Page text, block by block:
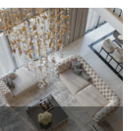
THIẾT KẾ THI CÔNG
NỘI THẤT
Cung cấp các giải pháp
theo phong cách sống với
thiết kế nội thất thông minh
mang tính thẩm mỹ cao
Xem chi tiết